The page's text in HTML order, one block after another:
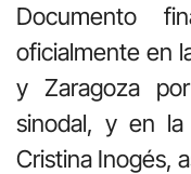
Documento
oficialmente en
y Zaragoza
sinodal, y en la
Cristina Inogés,